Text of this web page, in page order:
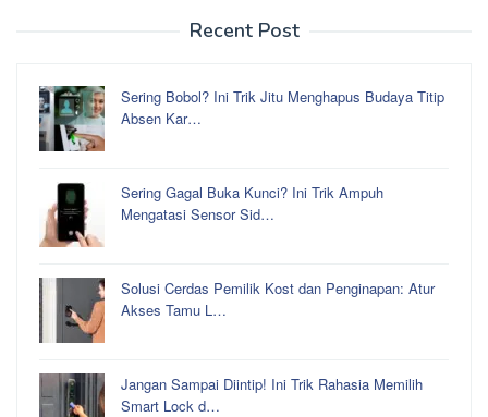
Recent Post
Sering Bobol? Ini Trik Jitu Menghapus Budaya Titip
Absen Kar…
Sering Gagal Buka Kunci? Ini Trik Ampuh
Mengatasi Sensor Sid…
Solusi Cerdas Pemilik Kost dan Penginapan: Atur
Akses Tamu L…
Jangan Sampai Diintip! Ini Trik Rahasia Memilih
Smart Lock d…